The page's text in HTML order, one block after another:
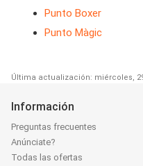
Punto Boxer
Punto Màgic
Última actualización: miércoles,
Información
Preguntas frecuentes
Anúnciate?
Todas las ofertas